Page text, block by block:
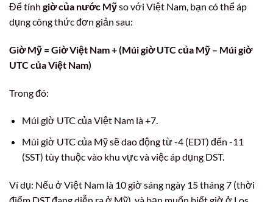
Để tính giờ của nước Mỹso với Việt Nam, bạn có thể áp
dụng công thức đơn giản sau:
Giờ Mỹ = Giờ Việt Nam + (Múi giờ UTC của Mỹ – Múi giờ
UTC của Việt Nam)
Trong đó:
Múi giờ UTC của Việt Nam là +7.
Múi giờ UTC của Mỹ sẽ dao động từ -4 (EDT) đến -11
(SST) tùy thuộc vào khu vực và việc áp dụng DST.
Ví dụ: Nếu ở Việt Nam là 10 giờ sáng ngày 15 tháng 7 (thời